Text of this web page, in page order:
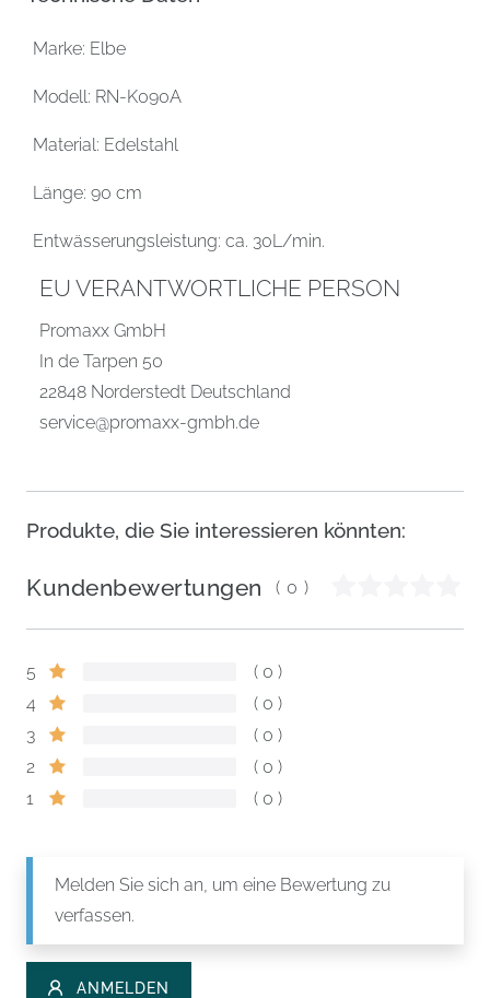
Marke: Elbe
Modell: RN-K090A
Material: Edelstahl
Länge: 90 cm
Entwässerungsleistung: ca. 30L/min.
EU VERANTWORTLICHE PERSON
Promaxx GmbH
In de Tarpen 50
22848 Norderstedt Deutschland
service@promaxx-gmbh.de
Produkte, die Sie interessieren könnten:
Kundenbewertungen (0)
5
0
4
0
3
0
2
0
1
0
Melden Sie sich an, um eine Bewertung zu
verfassen.
ANMELDEN